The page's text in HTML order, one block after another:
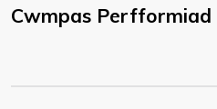
Cwmpas Perfformiad